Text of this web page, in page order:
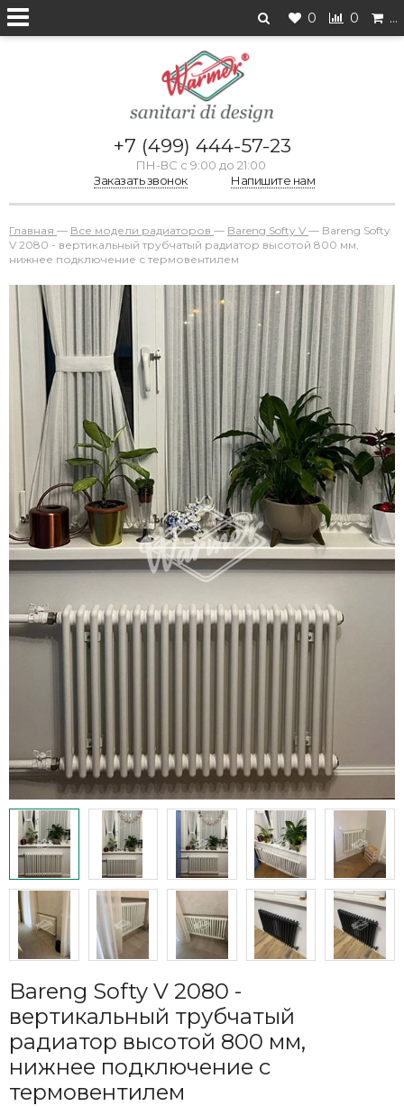
0 0 …
+7 (499) 444-57-23
ПН-ВС с 9:00 до 21:00
Заказать звонок
Напишите нам
Главная — Все модели радиаторов — Bareng Softy V — Bareng Softy
V 2080 - вертикальный трубчатый радиатор высотой 800 мм,
нижнее подключение с термовентилем
Bareng Softy V 2080 -
вертикальный трубчатый
радиатор высотой 800 мм,
нижнее подключение с
термовентилем